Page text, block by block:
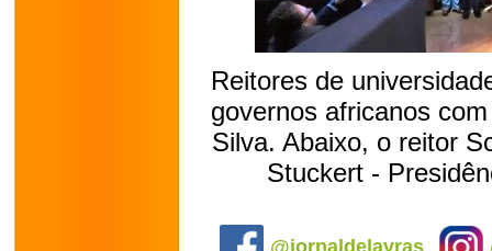
Reitores de
governos africanos
Silva. Abaixo, o reitor
Stuckert -
@jornaldelavras